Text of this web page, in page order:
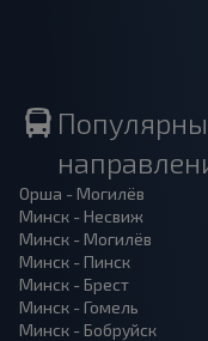
Орша - Могилёв
Минск - Несвиж
Минск - Могилёв
Минск - Пинск
Минск - Брест
Минск - Гомель
Минск - Бобруйск